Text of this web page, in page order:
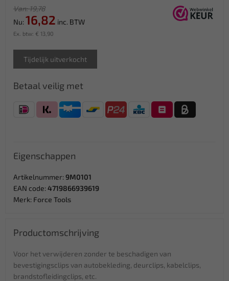
Van: 19,78
Nu: 16,82 inc. BTW
Ex. btw: € 13,90
Tijdelijk uitverkocht
Betaal veilig met
Eigenschappen
Artikelnummer: 9M0101
EAN code: 4719866939619
Merk: Force Tools
Productomschrijving
Voor het verwijderen zonder te beschadigen van
bevestigingsclips van autobekleding, deurclips, kabelclips,
brandstofleidingclips, etc.